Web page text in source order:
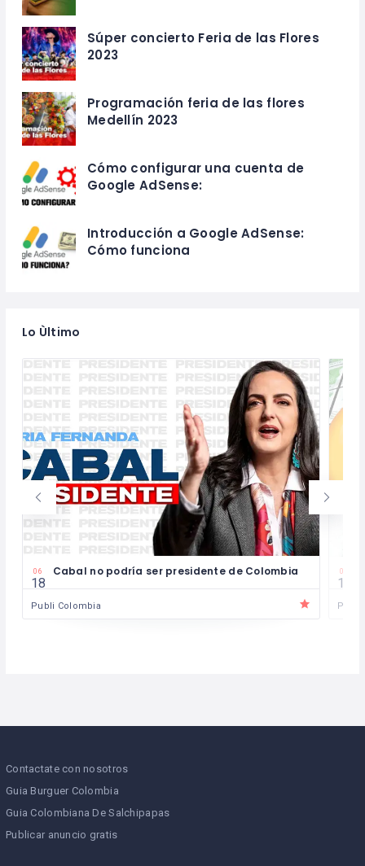
Súper concierto Feria de las Flores
2023
Programación feria de las flores
Medellín 2023
Cómo configurar una cuenta de
Google AdSense:
Introducción a Google AdSense:
Cómo funciona
Lo Ùltimo
06
18
Cabal no podría ser presidente de Colombia
Publi Colombia
06
11
Publi
Contactate con nosotros
Guia Burguer Colombia
Guia Colombiana De Salchipapas
Publicar anuncio gratis